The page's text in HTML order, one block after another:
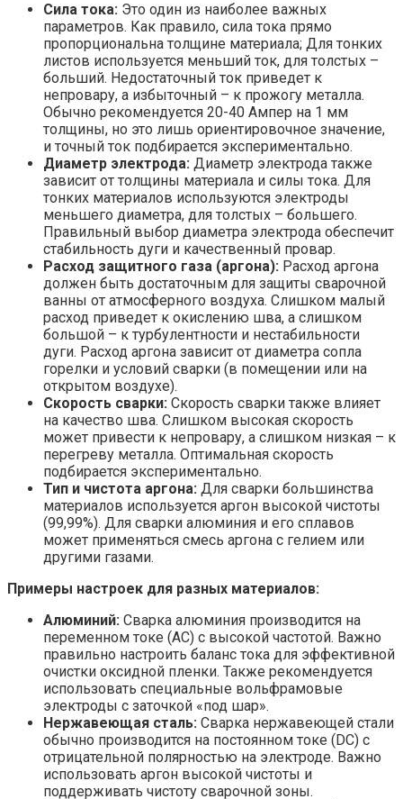
Сила тока: Это один из наиболее важных
параметров. Как правило, сила тока прямо
пропорциональна толщине материала; Для тонких
листов используется меньший ток, для толстых –
больший. Недостаточный ток приведет к
непровару, а избыточный – к прожогу металла.
Обычно рекомендуется 20-40 Ампер на 1 мм
толщины, но это лишь ориентировочное значение,
и точный ток подбирается экспериментально.
Диаметр электрода: Диаметр электрода также
зависит от толщины материала и силы тока. Для
тонких материалов используются электроды
меньшего диаметра, для толстых – большего.
Правильный выбор диаметра электрода обеспечит
стабильность дуги и качественный провар.
Расход защитного газа (аргона): Расход аргона
должен быть достаточным для защиты сварочной
ванны от атмосферного воздуха. Слишком малый
расход приведет к окислению шва, а слишком
большой – к турбулентности и нестабильности
дуги. Расход аргона зависит от диаметра сопла
горелки и условий сварки (в помещении или на
открытом воздухе).
Скорость сварки: Скорость сварки также влияет
на качество шва. Слишком высокая скорость
может привести к непровару, а слишком низкая – к
перегреву металла. Оптимальная скорость
подбирается экспериментально.
Тип и чистота аргона: Для сварки большинства
материалов используется аргон высокой чистоты
(99,99%). Для сварки алюминия и его сплавов
может применяться смесь аргона с гелием или
другими газами.
Примеры настроек для разных материалов:
Алюминий: Сварка алюминия производится на
переменном токе (AC) с высокой частотой. Важно
правильно настроить баланс тока для эффективной
очистки оксидной пленки. Также рекомендуется
использовать специальные вольфрамовые
электроды с заточкой «под шар».
Нержавеющая сталь: Сварка нержавеющей стали
обычно производится на постоянном токе (DC) с
отрицательной полярностью на электроде. Важно
использовать аргон высокой чистоты и
поддерживать чистоту сварочной зоны.